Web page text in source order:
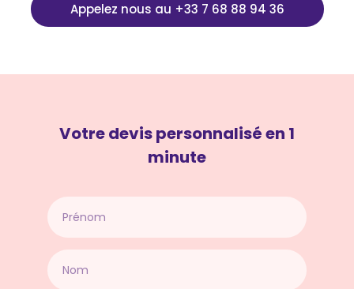
Appelez nous au +33 7 68 88 94 36
Votre devis personnalisé en 1
minute